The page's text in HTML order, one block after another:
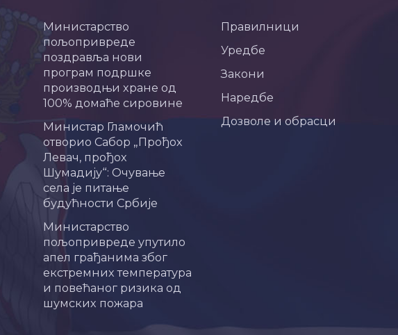
Министарство
пољопривреде
поздравља нови
програм подршке
производњи хране од
100% домаће сировине
Министар Гламочић
отворио Сабор „Прођох
Левач, прођох
Шумадију“: Очување
села је питање
будућности Србије
Министарство
пољопривреде упутило
апел грађанима због
екстремних температура
и повећаног ризика од
шумских пожара
Правилници
Уредбе
Закони
Наредбе
Дозволе и обрасци